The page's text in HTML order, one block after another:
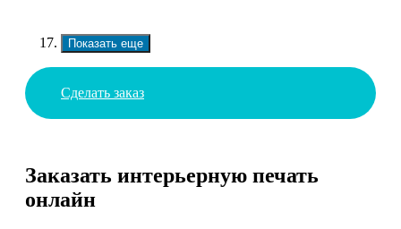
Показать еще
Сделать заказ
Заказать интерьерную печать
онлайн